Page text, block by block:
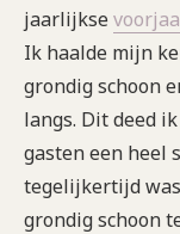
jaarlijkse
Ik haalde mijn
grondig schoon
langs. Dit deed
gasten een heel
tegelijkertijd
grondig schoon